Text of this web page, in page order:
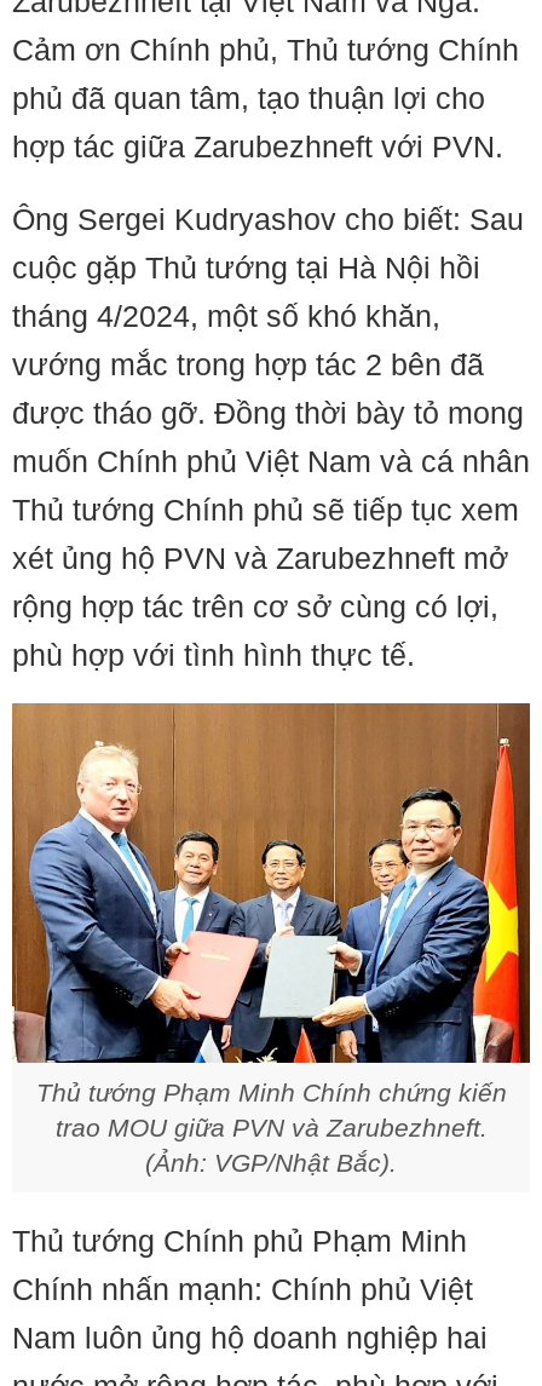
Cảm ơn Chính phủ, Thủ tướng Chính
phủ đã quan tâm, tạo thuận lợi cho
hợp tác giữa Zarubezhneft với PVN.
Ông Sergei Kudryashov cho biết: Sau
cuộc gặp Thủ tướng tại Hà Nội hồi
tháng 4/2024, một số khó khăn,
vướng mắc trong hợp tác 2 bên đã
được tháo gỡ. Đồng thời bày tỏ mong
muốn Chính phủ Việt Nam và cá nhân
Thủ tướng Chính phủ sẽ tiếp tục xem
xét ủng hộ PVN và Zarubezhneft mở
rộng hợp tác trên cơ sở cùng có lợi,
phù hợp với tình hình thực tế.
Thủ tướng Phạm Minh Chính chứng kiến
trao MOU giữa PVN và Zarubezhneft.
(Ảnh: VGP/Nhật Bắc).
Thủ tướng Chính phủ Phạm Minh
Chính nhấn mạnh: Chính phủ Việt
Nam luôn ủng hộ doanh nghiệp hai